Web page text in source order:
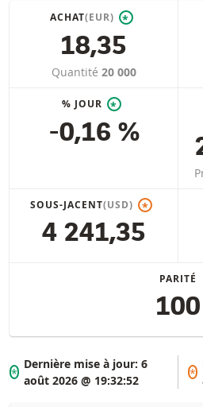
ACHAT(EUR) *
18,35
Quantité 20 000
% JOUR *
-0,16 %
SOUS-JACENT(USD) *
4 241,35
PARITÉ
100
*
Dernière mise à jour:6
août 2026 @ 19:32:52
*